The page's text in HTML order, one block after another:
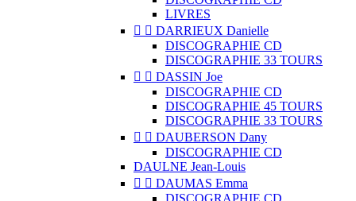
LIVRES
  DARRIEUX Danielle
DISCOGRAPHIE CD
DISCOGRAPHIE 33 TOURS
  DASSIN Joe
DISCOGRAPHIE CD
DISCOGRAPHIE 45 TOURS
DISCOGRAPHIE 33 TOURS
  DAUBERSON Dany
DISCOGRAPHIE CD
DAULNE Jean-Louis
  DAUMAS Emma
DISCOGRAPHIE CD